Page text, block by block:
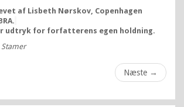
af Lisbeth Nørskov, Copenhagen
udtryk for forfatterens egen holdning.
Næste →